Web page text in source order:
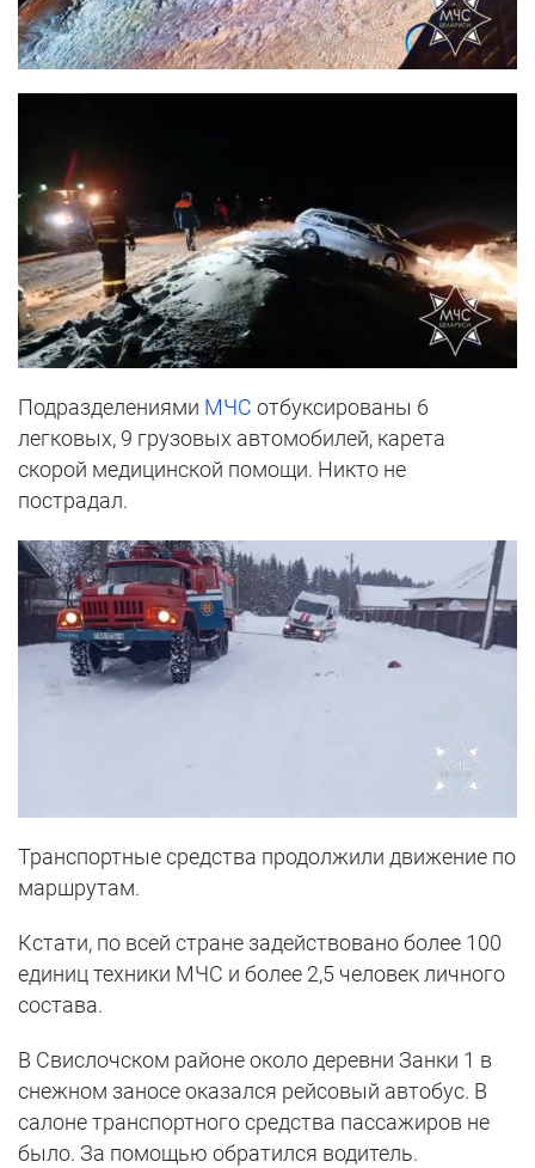
Подразделениями МЧС отбуксированы 6
легковых, 9 грузовых автомобилей, карета
скорой медицинской помощи. Никто не
пострадал.
Транспортные средства продолжили движение по
маршрутам.
Кстати, по всей стране задействовано более 100
единиц техники МЧС и более 2,5 человек личного
состава.
В Свислочском районе около деревни Занки 1 в
снежном заносе оказался рейсовый автобус. В
салоне транспортного средства пассажиров не
было. За помощью обратился водитель.